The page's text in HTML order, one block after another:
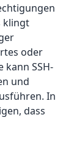
klingt
oder
SSH-
und
In
dass